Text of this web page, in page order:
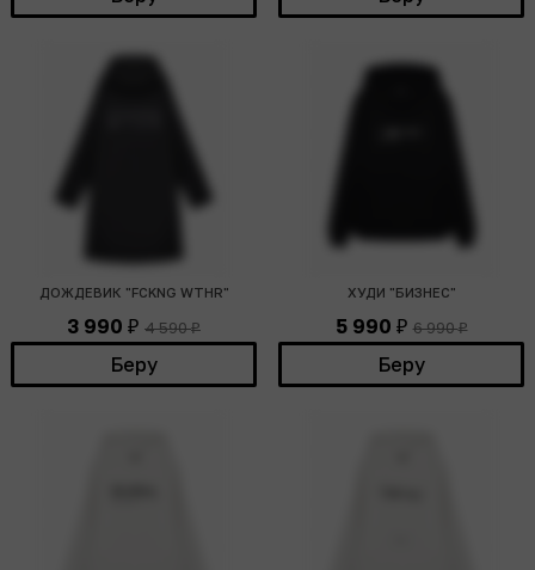
ДОЖДЕВИК "FCKNG WTHR"
3 990 ₽ 4 590₽
Беру
ХУДИ "БИЗНЕС"
5 990 ₽ 6 990₽
Беру